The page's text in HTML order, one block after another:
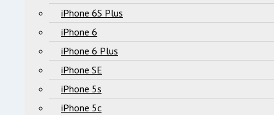
iPhone 6S Plus
iPhone 6
iPhone 6 Plus
iPhone SE
iPhone 5s
iPhone 5c